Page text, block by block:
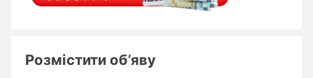
Розмістити об’яву